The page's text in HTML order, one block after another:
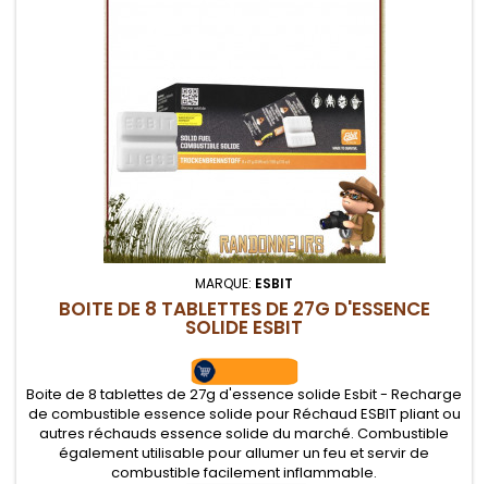
MARQUE: ESBIT
BOITE DE 8 TABLETTES DE 27G D'ESSENCE
SOLIDE ESBIT
Boite de 8 tablettes de 27g d'essence solide Esbit - Recharge
de combustible essence solide pour Réchaud ESBIT pliant ou
autres réchauds essence solide du marché. Combustible
également utilisable pour allumer un feu et servir de
combustible facilement inflammable.